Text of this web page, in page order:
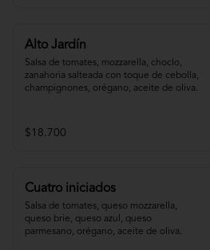
Alto Jardín
Salsa de tomates, mozzarella, choclo,
zanahoria salteada con toque de cebolla,
champignones, orégano, aceite de oliva.
$18.700
Cuatro iniciados
Salsa de tomates, queso mozzarella,
queso brie, queso azul, queso
parmesano, orégano, aceite de oliva.